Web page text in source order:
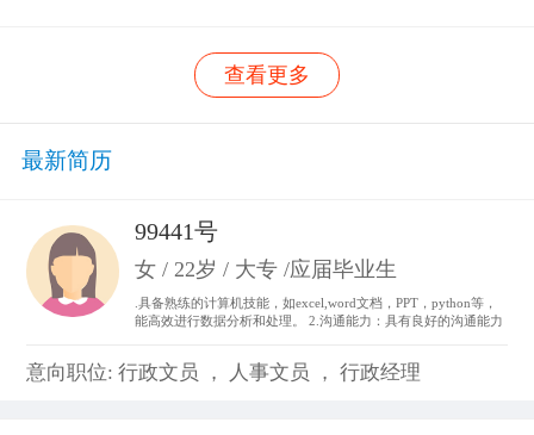
查看更多
最新简历
99441号
女 / 22岁 / 大专 /应届毕业生
.具备熟练的计算机技能，如excel,word文档，PPT，python等，
能高效进行数据分析和处理。 2.沟通能力：具有良好的沟通能力
度参与”为行动准则。。
意向职位: 行政文员 ， 人事文员 ， 行政经理